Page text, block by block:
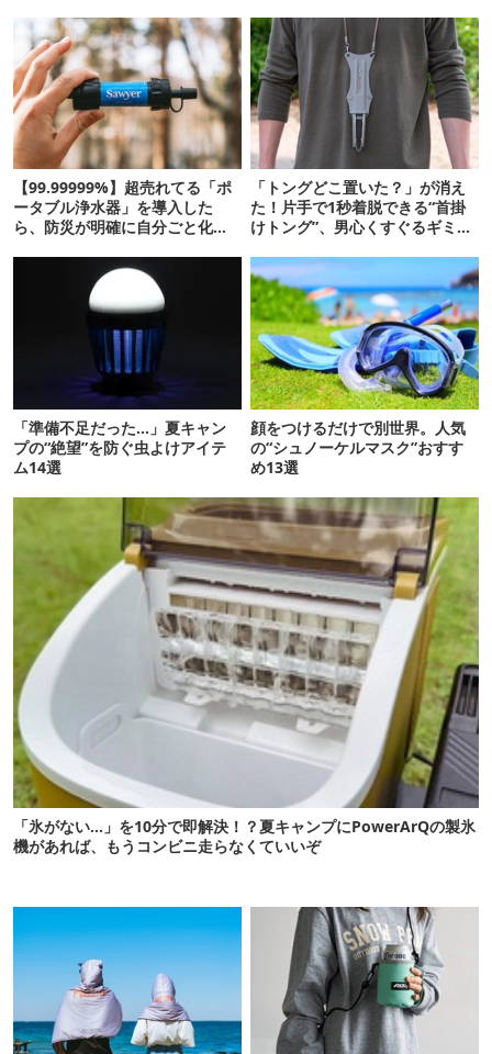
【99.99999%】超売れてる「ポ
ータブル浄水器」を導入した
ら、防災が明確に自分ごと化し
「トングどこ置いた？」が消え
た！片手で1秒着脱できる“首掛
けトング”、男心くすぐるギミッ
「準備不足だった…」夏キャン
プの“絶望”を防ぐ虫よけアイテ
ム14選
顔をつけるだけで別世界。人気
の“シュノーケルマスク”おすす
め13選
「氷がない…」を10分で即解決！？夏キャンプにPowerArQの製氷
機があれば、もうコンビニ走らなくていいぞ